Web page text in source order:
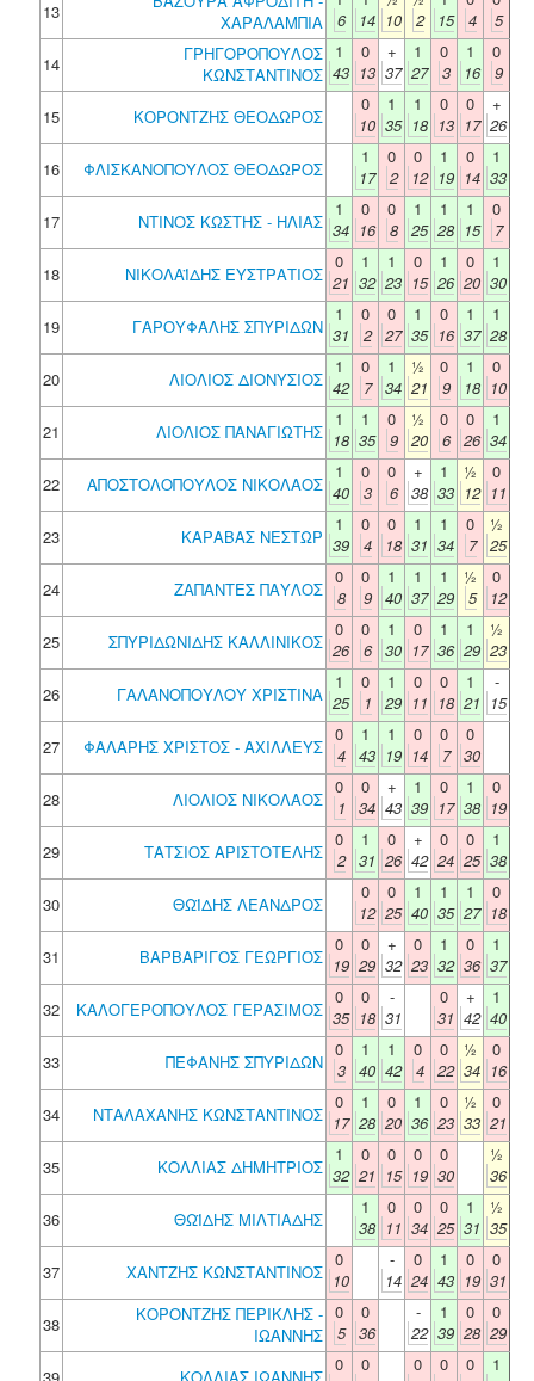
13
ΧΑΡΑΛΑΜΠΙΑ
6
14 10
2
15
4
5
14
ΓΡΗΓΟΡΟΠΟΥΛΟΣ
ΚΩΝΣΤΑΝΤΙΝΟΣ
1
43
0
13
+
37
1
27
0
3
1
16
0
9
15
ΚΟΡΟΝΤΖΗΣ ΘΕΟΔΩΡΟΣ
0
10
1
35
1
18
0
13
0
17
+
26
16
ΦΛΙΣΚΑΝΟΠΟΥΛΟΣ ΘΕΟΔΩΡΟΣ
1
17
0
2
0
12
1
19
0
14
1
33
17
ΝΤΙΝΟΣ ΚΩΣΤΗΣ - ΗΛΙΑΣ
1
34
0
16
0
8
1
25
1
28
1
15
0
7
18
ΝΙΚΟΛΑΪΔΗΣ ΕΥΣΤΡΑΤΙΟΣ
0
21
1
32
1
23
0
15
1
26
0
20
1
30
19
ΓΑΡΟΥΦΑΛΗΣ ΣΠΥΡΙΔΩΝ
1
31
0
2
0
27
1
35
0
16
1
37
1
28
20
ΛΙΟΛΙΟΣ ΔΙΟΝΥΣΙΟΣ
1
42
0
7
1
34
½
21
0
9
1
18
0
10
21
ΛΙΟΛΙΟΣ ΠΑΝΑΓΙΩΤΗΣ
1
18
1
35
0
9
½
20
0
6
0
26
1
34
22
ΑΠΟΣΤΟΛΟΠΟΥΛΟΣ ΝΙΚΟΛΑΟΣ
1
40
0
3
0
6
+
38
1
33
½
12
0
11
23
ΚΑΡΑΒΑΣ ΝΕΣΤΩΡ
1
39
0
4
0
18
1
31
1
34
0
7
½
25
24
ΖΑΠΑΝΤΕΣ ΠΑΥΛΟΣ
0
8
0
9
1
40
1
37
1
29
½
5
0
12
25
ΣΠΥΡΙΔΩΝΙΔΗΣ ΚΑΛΛΙΝΙΚΟΣ
0
26
0
6
1
30
0
17
1
36
1
29
½
23
26
ΓΑΛΑΝΟΠΟΥΛΟΥ ΧΡΙΣΤΙΝΑ
1
25
0
1
1
29
0
11
0
18
1
21
-
15
27
ΦΑΛΑΡΗΣ ΧΡΙΣΤΟΣ - ΑΧΙΛΛΕΥΣ
0
4
1
43
1
19
0
14
0
7
0
30
28
ΛΙΟΛΙΟΣ ΝΙΚΟΛΑΟΣ
0
1
0
34
+
43
1
39
0
17
1
38
0
19
29
ΤΑΤΣΙΟΣ ΑΡΙΣΤΟΤΕΛΗΣ
0
2
1
31
0
26
+
42
0
24
0
25
1
38
30
ΘΩΪΔΗΣ ΛΕΑΝΔΡΟΣ
0
12
0
25
1
40
1
35
1
27
0
18
31
ΒΑΡΒΑΡΙΓΟΣ ΓΕΩΡΓΙΟΣ
0
19
0
29
+
32
0
23
1
32
0
36
1
37
32
ΚΑΛΟΓΕΡΟΠΟΥΛΟΣ ΓΕΡΑΣΙΜΟΣ
0
35
0
18
-
31
0
31
+
42
1
40
33
ΠΕΦΑΝΗΣ ΣΠΥΡΙΔΩΝ
0
3
1
40
1
42
0
4
0
22
½
34
0
16
34
ΝΤΑΛΑΧΑΝΗΣ ΚΩΝΣΤΑΝΤΙΝΟΣ
0
17
1
28
0
20
1
36
0
23
½
33
0
21
35
ΚΟΛΛΙΑΣ ΔΗΜΗΤΡΙΟΣ
1
32
0
21
0
15
0
19
0
30
½
36
36
ΘΩΪΔΗΣ ΜΙΛΤΙΑΔΗΣ
1
38
0
11
0
34
0
25
1
31
½
35
37
ΧΑΝΤΖΗΣ ΚΩΝΣΤΑΝΤΙΝΟΣ
0
10
-
14
0
24
1
43
0
19
0
31
38
ΚΟΡΟΝΤΖΗΣ ΠΕΡΙΚΛΗΣ -
ΙΩΑΝΝΗΣ
0
5
0
36
-
22
1
39
0
28
0
29
0
0
0
0
0
1